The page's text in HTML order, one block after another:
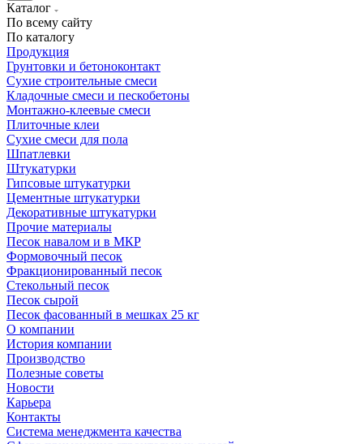
Каталог
По всему сайту
По каталогу
Продукция
Грунтовки и бетоноконтакт
Сухие строительные смеси
Кладочные смеси и пескобетоны
Монтажно-клеевые смеси
Плиточные клеи
Сухие смеси для пола
Шпатлевки
Штукатурки
Гипсовые штукатурки
Цементные штукатурки
Декоративные штукатурки
Прочие материалы
Песок навалом и в МКР
Формовочный песок
Фракционированный песок
Стекольный песок
Песок сырой
Песок фасованный в мешках 25 кг
О компании
История компании
Производство
Полезные советы
Новости
Карьера
Контакты
Система менеджмента качества